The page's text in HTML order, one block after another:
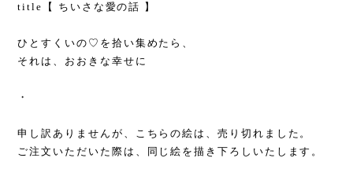
title【 ちいさな愛の話 】
ひとすくいの♡を拾い集めたら、
それは、おおきな幸せに
・
申し訳ありませんが、こちらの絵は、売り切れました。
ご注文いただいた際は、同じ絵を描き下ろしいたします。